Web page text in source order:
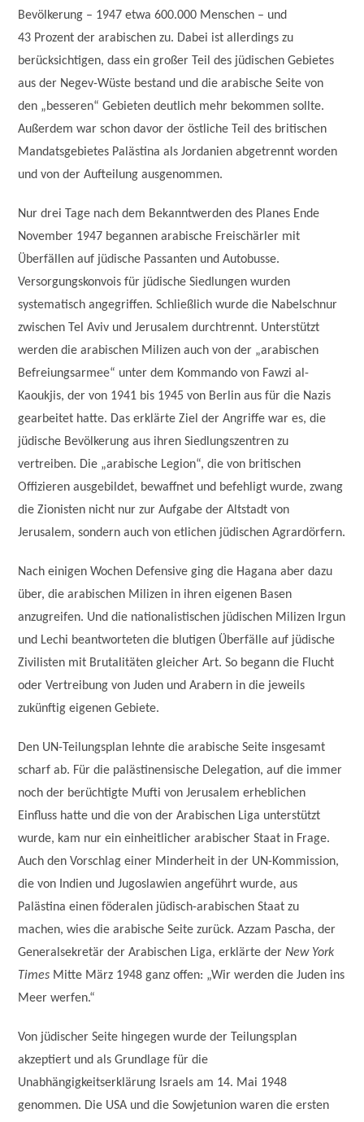
Bevölkerung – 1947 etwa 600.000 Menschen – und
43 Prozent der arabischen zu. Dabei ist allerdings zu
berücksichtigen, dass ein großer Teil des jüdischen Gebietes
aus der Negev-Wüste bestand und die arabische Seite von
den „besseren“ Gebieten deutlich mehr bekommen sollte.
Außerdem war schon davor der östliche Teil des britischen
Mandatsgebietes Palästina als Jordanien abgetrennt worden
und von der Aufteilung ausgenommen.
Nur drei Tage nach dem Bekanntwerden des Planes Ende
November 1947 begannen arabische Freischärler mit
Überfällen auf jüdische Passanten und Autobusse.
Versorgungskonvois für jüdische Siedlungen wurden
systematisch angegriffen. Schließlich wurde die Nabelschnur
zwischen Tel Aviv und Jerusalem durchtrennt. Unterstützt
werden die arabischen Milizen auch von der „arabischen
Befreiungsarmee“ unter dem Kommando von Fawzi al-
Kaoukjis, der von 1941 bis 1945 von Berlin aus für die Nazis
gearbeitet hatte. Das erklärte Ziel der Angriffe war es, die
jüdische Bevölkerung aus ihren Siedlungszentren zu
vertreiben. Die „arabische Legion“, die von britischen
Offizieren ausgebildet, bewaffnet und befehligt wurde, zwang
die Zionisten nicht nur zur Aufgabe der Altstadt von
Jerusalem, sondern auch von etlichen jüdischen Agrardörfern.
Nach einigen Wochen Defensive ging die Hagana aber dazu
über, die arabischen Milizen in ihren eigenen Basen
anzugreifen. Und die nationalistischen jüdischen Milizen Irgun
und Lechi beantworteten die blutigen Überfälle auf jüdische
Zivilisten mit Brutalitäten gleicher Art. So begann die Flucht
oder Vertreibung von Juden und Arabern in die jeweils
zukünftig eigenen Gebiete.
Den UN-Teilungsplan lehnte die arabische Seite insgesamt
scharf ab. Für die palästinensische Delegation, auf die immer
noch der berüchtigte Mufti von Jerusalem erheblichen
Einfluss hatte und die von der Arabischen Liga unterstützt
wurde, kam nur ein einheitlicher arabischer Staat in Frage.
Auch den Vorschlag einer Minderheit in der UN-Kommission,
die von Indien und Jugoslawien angeführt wurde, aus
Palästina einen föderalen jüdisch-arabischen Staat zu
machen, wies die arabische Seite zurück. Azzam Pascha, der
Generalsekretär der Arabischen Liga, erklärte derNew York
Times Mitte März 1948 ganz offen: „Wir werden die Juden ins
Meer werfen.“
Von jüdischer Seite hingegen wurde der Teilungsplan
akzeptiert und als Grundlage für die
Unabhängigkeitserklärung Israels am 14. Mai 1948
genommen. Die USA und die Sowjetunion waren die ersten